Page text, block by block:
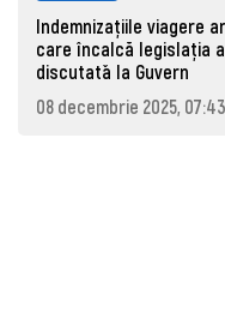
Indemnizațiile viagere
care încalcă legislația
discutatǎ la Guvern
08 decembrie 2025, 07:43